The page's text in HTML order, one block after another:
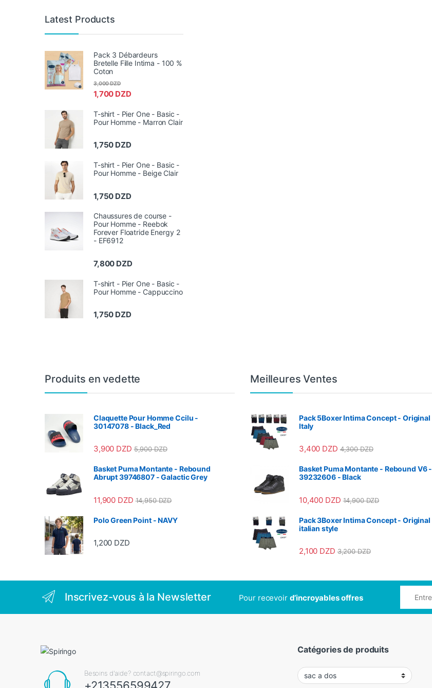
Latest Products
Pack 3 Débardeurs
Bretelle Fille Intima - 100 %
Coton
1,700 DZD
3,000DZD
T-shirt - Pier One - Basic -
Pour Homme - Marron Clair
1,750 DZD
T-shirt - Pier One - Basic -
Pour Homme - Beige Clair
1,750 DZD
Chaussures de course -
Pour Homme - Reebok
Forever Floatride Energy 2
- EF6912
7,800 DZD
T-shirt - Pier One - Basic -
Pour Homme - Cappuccino
1,750 DZD
Produits en vedette
Claquette Pour Homme Ccilu -
30147078 - Black_Red
3,900 DZD 5,900DZD
Basket Puma Montante - Rebound
Abrupt 39746807 - Galactic Grey
11,900 DZD 14,950DZD
Polo Green Point - NAVY
1,200 DZD
Meilleures Ventes
Pack 5Boxer Intima Concept - Original
Italy
3,400 DZD 4,300DZD
Basket Puma Montante - Rebound V6 -
39232606 - Black
10,400 DZD 14,900DZD
Pack 3Boxer Intima Concept - Original
italian style
2,100 DZD 3,200DZD
Inscrivez-vous à la Newsletter Pour recevoir d’incroyables offres
Besoins d'aide? contact@spiringo.com
Catégories de produits